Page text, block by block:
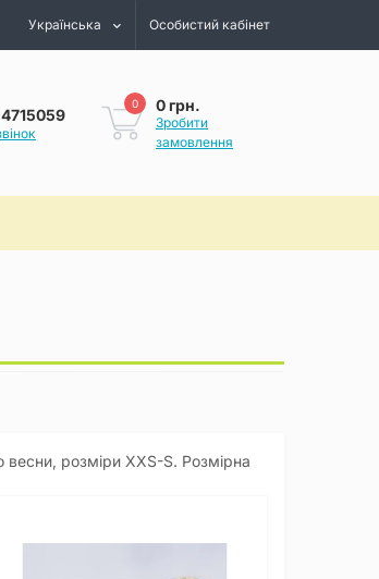
Українська Особистий кабінет
0 0 грн.
Зробити
замовлення
весни, розміри XXS-S. Розмірна